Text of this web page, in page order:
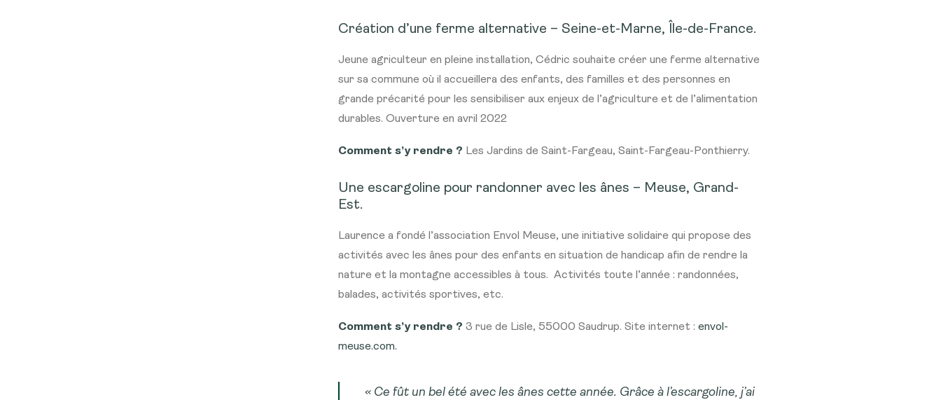
Création d’une ferme alternative – Seine-et-Marne, Île-de-France.
Jeune agriculteur en pleine installation, Cédric souhaite créer une ferme alternative
sur sa commune où il accueillera des enfants, des familles et des personnes en
grande précarité pour les sensibiliser aux enjeux de l’agriculture et de l’alimentation
durables. Ouverture en avril 2022
Comment s’y rendre ? Les Jardins de Saint-Fargeau, Saint-Fargeau-Ponthierry.
Une escargoline pour randonner avec les ânes – Meuse, Grand-
Est.
Laurence a fondé l’association Envol Meuse, une initiative solidaire qui propose des
activités avec les ânes pour des enfants en situation de handicap afin de rendre la
nature et la montagne accessibles à tous. Activités toute l’année : randonnées,
balades, activités sportives, etc.
Comment s’y rendre ? 3 rue de Lisle, 55000 Saudrup. Site internet : envol-
meuse.com.
« Ce fût un bel été avec les ânes cette année. Grâce à l’escargoline, j’ai